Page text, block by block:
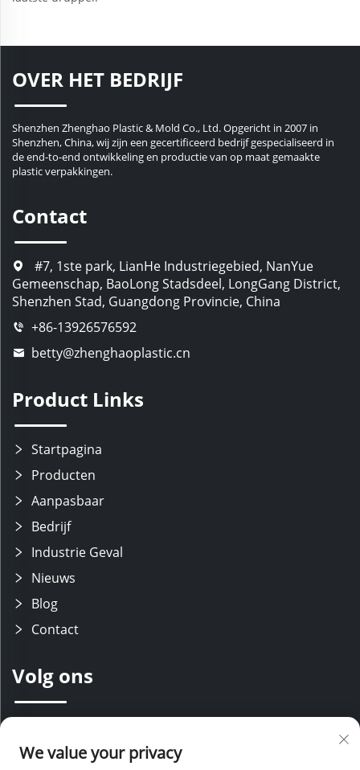
OVER HET BEDRIJF
Shenzhen Zhenghao Plastic & Mold Co., Ltd. Opgericht in 2007 in
Shenzhen, China, wij zijn een gecertificeerd bedrijf gespecialiseerd in
de end-to-end ontwikkeling en productie van op maat gemaakte
plastic verpakkingen.
Contact
#7, 1ste park, LianHe Industriegebied, NanYue
Gemeenschap, BaoLong Stadsdeel, LongGang District,
Shenzhen Stad, Guangdong Provincie, China
+86-13926576592
betty@zhenghaoplastic.cn
Product Links
Startpagina
Producten
Aanpasbaar
Bedrijf
Industrie Geval
Nieuws
Blog
Contact
Volg ons
klantenservice medewerkers. Met onze technische expertise en
We value your privacy